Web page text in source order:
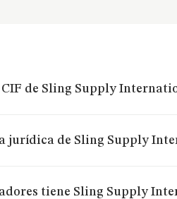
CIF de Sling Supply
jurídica de Sling Supply
tiene Sling Supply